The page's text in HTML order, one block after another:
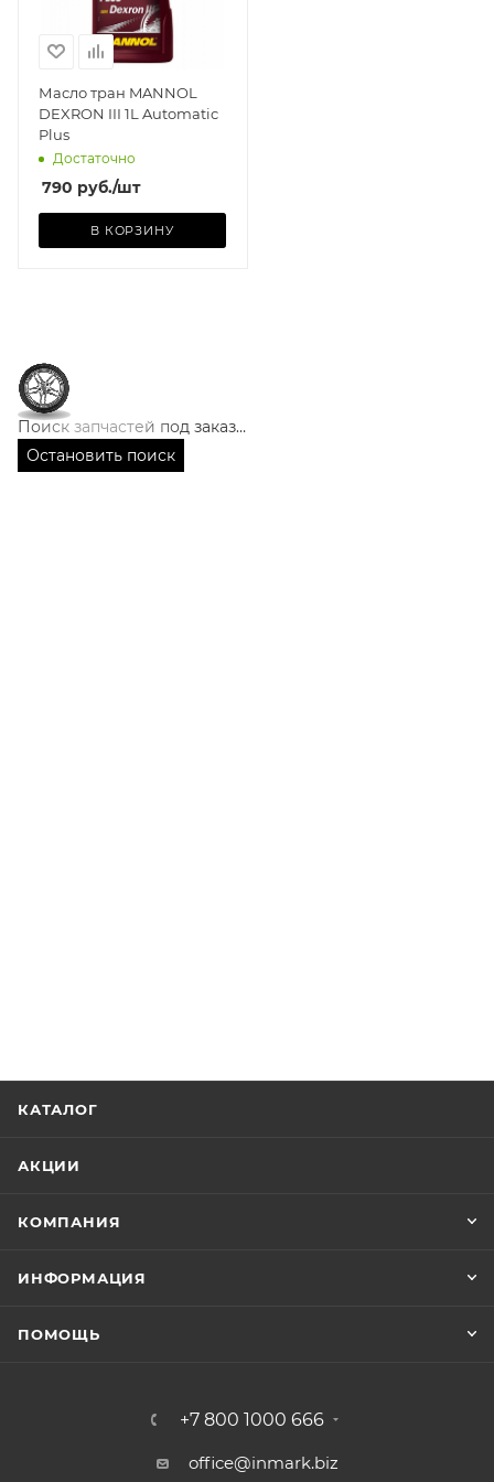
Масло тран MANNOL
DEXRON III 1L Automatic
Plus
Достаточно
790 руб./шт
В КОРЗИНУ
Поиск запчастей под заказ…
Остановить поиск
КАТАЛОГ
АКЦИИ
КОМПАНИЯ
ИНФОРМАЦИЯ
ПОМОЩЬ
+7 800 1000 666
office@inmark.biz